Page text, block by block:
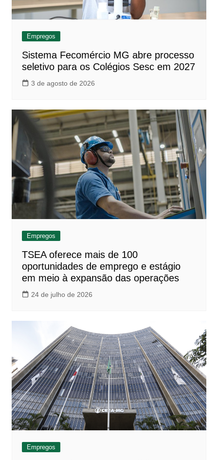
Empregos
Sistema Fecomércio MG abre processo
seletivo para os Colégios Sesc em 2027
3 de agosto de 2026
Empregos
TSEA oferece mais de 100
oportunidades de emprego e estágio
em meio à expansão das operações
24 de julho de 2026
Empregos